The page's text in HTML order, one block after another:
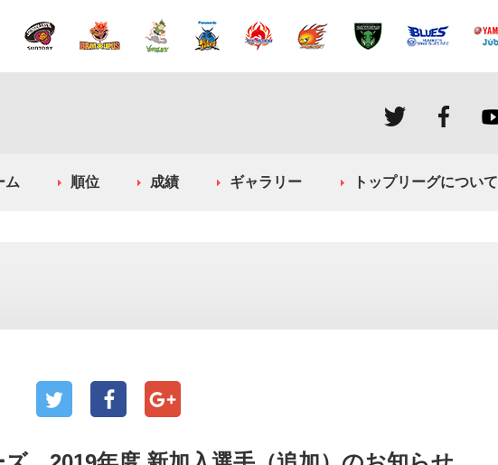
ム 順位 成績 ギャラリー トップリーグについて